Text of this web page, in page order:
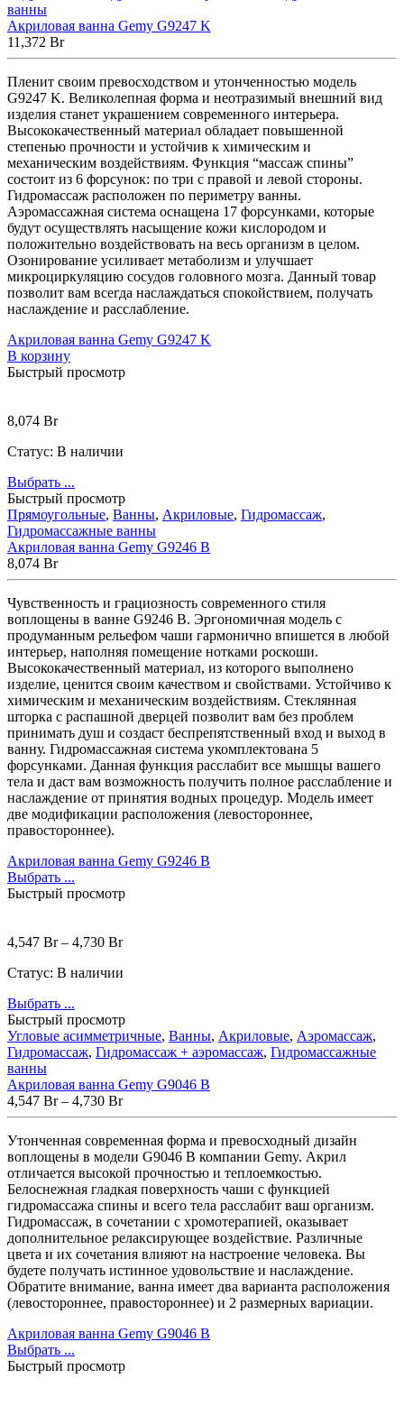
ванны
Акриловая ванна Gemy G9247 K
11,372 Br
Пленит своим превосходством и утонченностью модель
G9247 K. Великолепная форма и неотразимый внешний вид
изделия станет украшением современного интерьера.
Высококачественный материал обладает повышенной
степенью прочности и устойчив к химическим и
механическим воздействиям. Функция “массаж спины”
состоит из 6 форсунок: по три с правой и левой стороны.
Гидромассаж расположен по периметру ванны.
Аэромассажная система оснащена 17 форсунками, которые
будут осуществлять насыщение кожи кислородом и
положительно воздействовать на весь организм в целом.
Озонирование усиливает метаболизм и улучшает
микроциркуляцию сосудов головного мозга. Данный товар
позволит вам всегда наслаждаться спокойствием, получать
наслаждение и расслабление.
Акриловая ванна Gemy G9247 K
В корзину
Быстрый просмотр
8,074 Br
Статус: В наличии
Выбрать ...
Быстрый просмотр
Прямоугольные, Ванны, Акриловые, Гидромассаж,
Гидромассажные ванны
Акриловая ванна Gemy G9246 B
8,074 Br
Чувственность и грациозность современного стиля
воплощены в ванне G9246 B. Эргономичная модель с
продуманным рельефом чаши гармонично впишется в любой
интерьер, наполняя помещение нотками роскоши.
Высококачественный материал, из которого выполнено
изделие, ценится своим качеством и свойствами. Устойчиво к
химическим и механическим воздействиям. Стеклянная
шторка с распашной дверцей позволит вам без проблем
принимать душ и создаст беспрепятственный вход и выход в
ванну. Гидромассажная система укомплектована 5
форсунками. Данная функция расслабит все мышцы вашего
тела и даст вам возможность получить полное расслабление и
наслаждение от принятия водных процедур. Модель имеет
две модификации расположения (левостороннее,
правостороннее).
Акриловая ванна Gemy G9246 B
Выбрать ...
Быстрый просмотр
4,547 Br– 4,730 Br
Статус: В наличии
Выбрать ...
Быстрый просмотр
Угловые асимметричные, Ванны, Акриловые, Аэромассаж,
Гидромассаж, Гидромассаж + аэромассаж, Гидромассажные
ванны
Акриловая ванна Gemy G9046 B
4,547 Br– 4,730 Br
Утонченная современная форма и превосходный дизайн
воплощены в модели G9046 B компании Gemy. Акрил
отличается высокой прочностью и теплоемкостью.
Белоснежная гладкая поверхность чаши с функцией
гидромассажа спины и всего тела расслабит ваш организм.
Гидромассаж, в сочетании с хромотерапией, оказывает
дополнительное релаксирующее воздействие. Различные
цвета и их сочетания влияют на настроение человека. Вы
будете получать истинное удовольствие и наслаждение.
Обратите внимание, ванна имеет два варианта расположения
(левостороннее, правостороннее) и 2 размерных вариации.
Акриловая ванна Gemy G9046 B
Выбрать ...
Быстрый просмотр